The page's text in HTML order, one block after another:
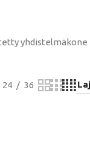
24 36